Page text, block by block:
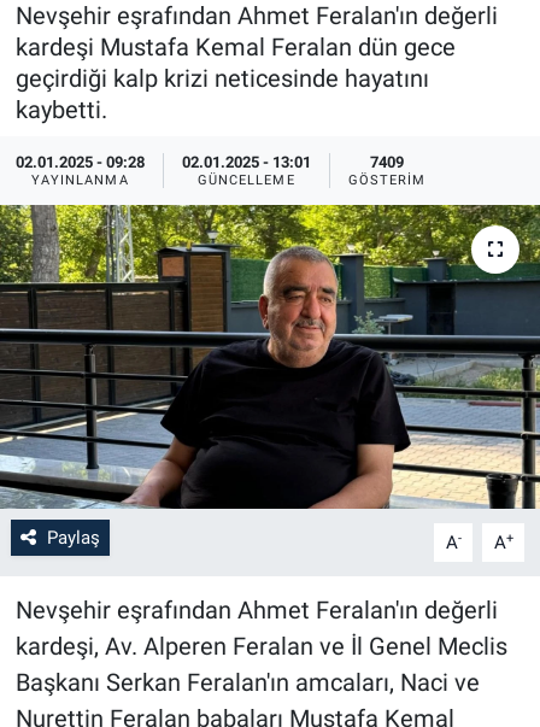
Nevşehir eşrafından Ahmet Feralan'ın değerli
kardeşi Mustafa Kemal Feralan dün gece
geçirdiği kalp krizi neticesinde hayatını
kaybetti.
02.01.2025 - 09:28
YAYINLANMA
02.01.2025 - 13:01
GÜNCELLEME
7409
GÖSTERIM
Paylaş A- A+
Nevşehir eşrafından Ahmet Feralan'ın değerli
kardeşi, Av. Alperen Feralan ve İl Genel Meclis
Başkanı Serkan Feralan'ın amcaları, Naci ve
Nurettin Feralan babaları Mustafa Kemal
Sağlık
Yerel
Genel
Asayiş
İlan - Duyuru- Mesaj
Türkiye Gündemi
Sizden Gelenler
Yaşam
Sağlık
Eğitim
Kültür
3.Sayfa
Medya
Bilim-Tek
Teknoloji
Röportaj
İlan - Duyuru- Mesaj
Türkiye Gündemi
Sizden Gelenler